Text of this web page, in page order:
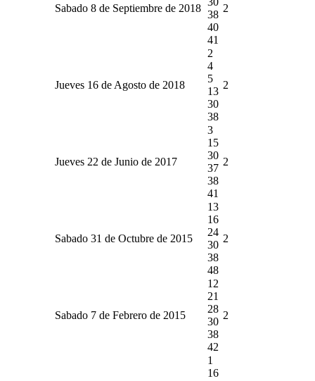
Sabado 8 de Septiembre de 2018
38
40
41
2
Jueves 16 de Agosto de 2018
2
4
5
13
30
38
2
Jueves 22 de Junio de 2017
3
15
30
37
38
41
2
Sabado 31 de Octubre de 2015
13
16
24
30
38
48
2
Sabado 7 de Febrero de 2015
12
21
28
30
38
42
2
1
16